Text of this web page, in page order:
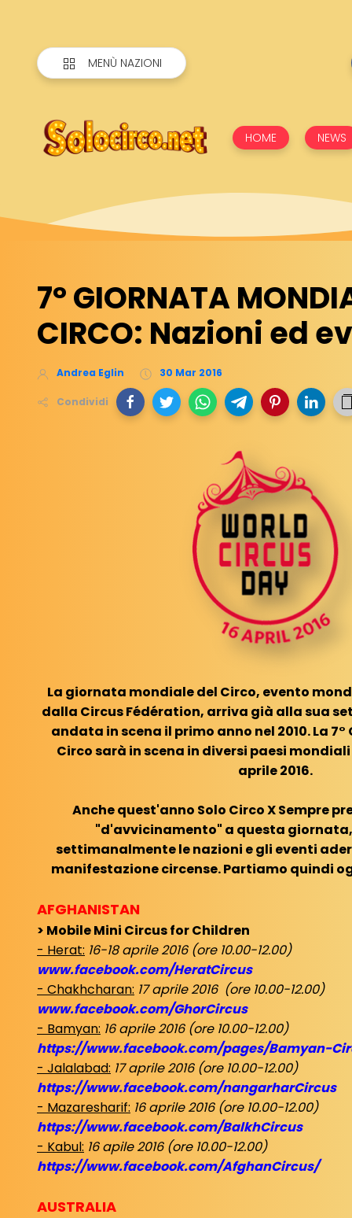
MENÙ NAZIONI
HOME NEWS
7° GIORNATA
CIRCO: Nazioni ed
Andrea Eglin 30 Mar 2016
Condividi
La giornata mondiale del Circo, evento
dalla Circus Fédération, arriva già alla sua
andata in scena il primo anno nel 2010. La
Circo sarà in scena in diversi paesi
aprile 2016.
Anche quest'anno Solo Circo X Sempre
"d'avvicinamento" a questa
settimanalmente le nazioni e gli eventi
manifestazione circense. Partiamo quindi
AFGHANISTAN
> Mobile Mini Circus for Children
- Herat: 16-18 aprile 2016 (ore 10.00-12.00)
www.facebook.com/HeratCircus
- Chakhcharan: 17 aprile 2016 (ore 10.00-12.00)
www.facebook.com/GhorCircus
- Bamyan: 16 aprile 2016 (ore 10.00-12.00)
https://www.facebook.com/pages/Bamyan-
- Jalalabad: 17 aprile 2016 (ore 10.00-12.00)
https://www.facebook.com/nangarharCircus
- Mazaresharif: 16 aprile 2016 (ore 10.00-12.00)
https://www.facebook.com/BalkhCircus
- Kabul: 16 apile 2016 (ore 10.00-12.00)
https://www.facebook.com/AfghanCircus/
AUSTRALIA